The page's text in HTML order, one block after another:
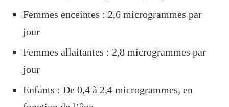
Femmes enceintes : 2,6 microgrammes par
jour
Femmes allaitantes : 2,8 microgrammes par
jour
Enfants : De 0,4 à 2,4 microgrammes, en